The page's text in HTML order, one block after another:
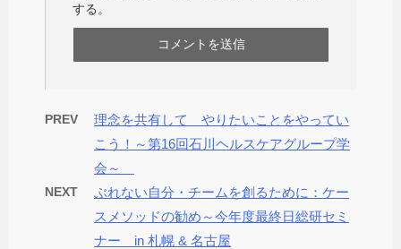
する。
PREV
理念を共有して やりたいことをやってい
こう！～第16回石川ヘルスケアグループ学
会～
NEXT
ぶれない自分・チームを創るために：ケー
スメソッドの勧め～今年度最終日総研セミ
ナー in 札幌 & 名古屋